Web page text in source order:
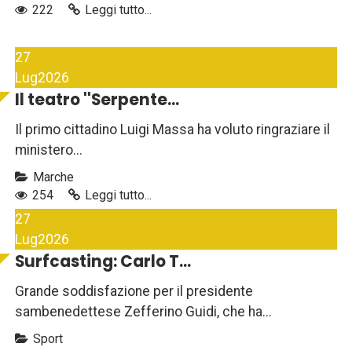
222
Leggi tutto...
27
Lug2026
Il teatro ''Serpente...
Il primo cittadino Luigi Massa ha voluto ringraziare il
ministero...
Marche
254
Leggi tutto...
27
Lug2026
Surfcasting: Carlo T...
Grande soddisfazione per il presidente
sambenedettese Zefferino Guidi, che ha...
Sport